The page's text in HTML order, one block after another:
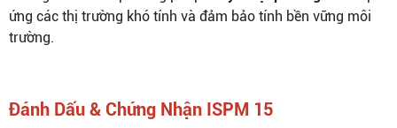
ứng các thị trường khó tính và đảm bảo tính bền vững môi
trường.
Đánh Dấu & Chứng Nhận ISPM 15